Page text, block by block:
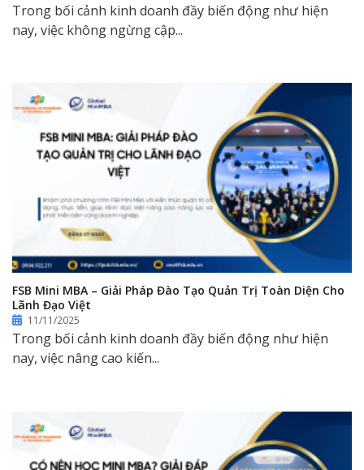
Trong bối cảnh kinh doanh đầy biến động như hiện
nay, việc không ngừng cập...
FSB Mini MBA – Giải Pháp Đào Tạo Quản Trị Toàn Diện Cho
Lãnh Đạo Việt
11/11/2025
Trong bối cảnh kinh doanh đầy biến động như hiện
nay, việc nâng cao kiến...